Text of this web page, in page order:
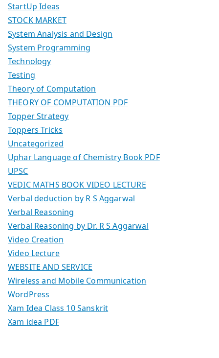
StartUp Ideas
STOCK MARKET
System Analysis and Design
System Programming
Technology
Testing
Theory of Computation
THEORY OF COMPUTATION PDF
Topper Strategy
Toppers Tricks
Uncategorized
Uphar Language of Chemistry Book PDF
UPSC
VEDIC MATHS BOOK VIDEO LECTURE
Verbal deduction by R S Aggarwal
Verbal Reasoning
Verbal Reasoning by Dr. R S Aggarwal
Video Creation
Video Lecture
WEBSITE AND SERVICE
Wireless and Mobile Communication
WordPress
Xam Idea Class 10 Sanskrit
Xam idea PDF